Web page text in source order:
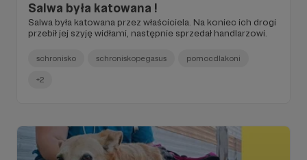
Salwa była katowana !
Salwa była katowana przez właściciela. Na koniec ich drogi
przebił jej szyję widłami, następnie sprzedał handlarzowi.
schronisko schroniskopegasus pomocdlakoni
+2